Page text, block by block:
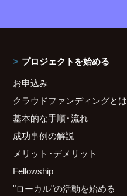
プロジェクトを始める
お申込み
クラウドファンディングとは
基本的な手順・流れ
成功事例の解説
メリット・デメリット
Fellowship
"ローカル"の活動を始める